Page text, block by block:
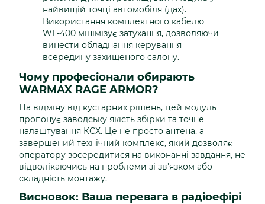
найвищій точці автомобіля (дах).
Використання комплектного кабелю
WL-400 мінімізує затухання, дозволяючи
винести обладнання керування
всередину захищеного салону.
Чому професіонали обирають
WARMAX RAGE ARMOR?
На відміну від кустарних рішень, цей модуль
пропонує заводську якість збірки та точне
налаштування КСХ. Це не просто антена, а
завершений технічний комплекс, який дозволяє
оператору зосередитися на виконанні завдання, не
відволікаючись на проблеми зі зв'язком або
складність монтажу.
Висновок: Ваша перевага в радіоефірі